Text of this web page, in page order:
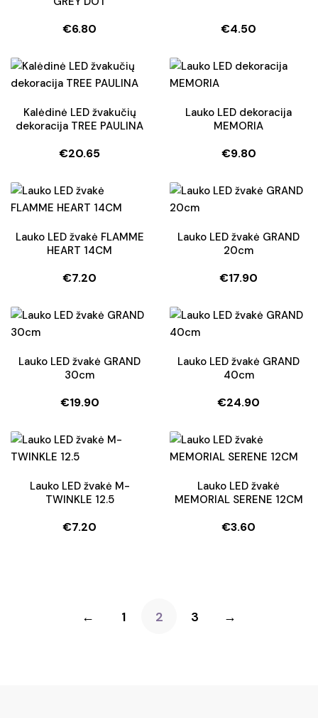
€6.80 €4.50
Kalėdinė LED žvakučių
dekoracija TREE PAULINA
€20.65
Lauko LED dekoracija
MEMORIA
€9.80
Lauko LED žvakė FLAMME
HEART 14CM
€7.20
Lauko LED žvakė GRAND
20cm
€17.90
Lauko LED žvakė GRAND
30cm
€19.90
Lauko LED žvakė GRAND
40cm
€24.90
Lauko LED žvakė M-
TWINKLE 12.5
€7.20
Lauko LED žvakė
MEMORIAL SERENE 12CM
€3.60
← 1 2 3 →